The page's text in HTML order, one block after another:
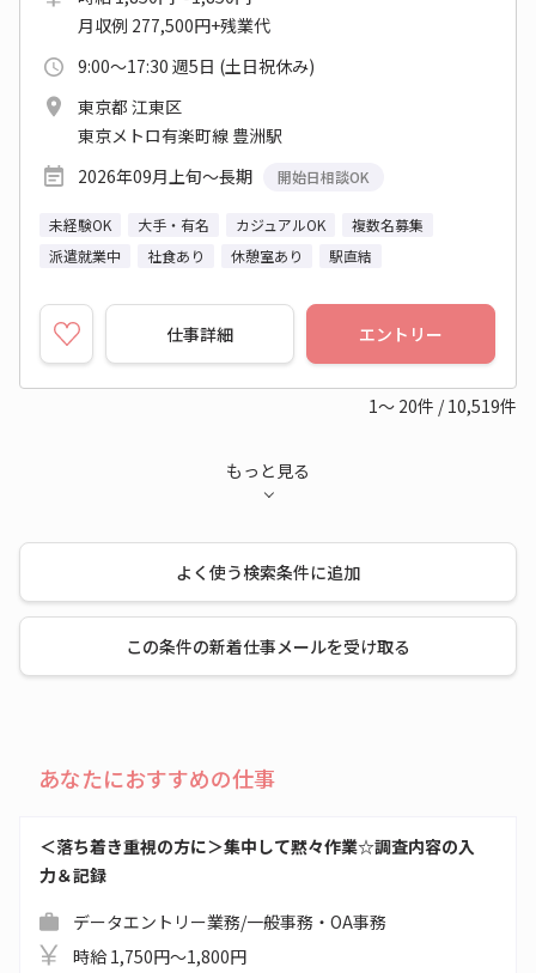
月収例 277,500円+残業代
9:00～17:30 週5日 (土日祝休み)
東京都 江東区
東京メトロ有楽町線 豊洲駅
2026年09月上旬～長期
開始日相談OK
未経験OK 大手・有名 カジュアルOK
複数名募集
派遣就業中
社食あり 休憩室あり 駅直結
仕事詳細 エントリー
1～ 20件 / 10,519件
もっと見る
よく使う検索条件に追加
この条件の新着仕事メールを受け取る
あなたにおすすめの仕事
＜落ち着き重視の方に＞集中して黙々作業☆調査内容の入
力＆記録
データエントリー業務/一般事務・OA事務
時給 1,750円～1,800円